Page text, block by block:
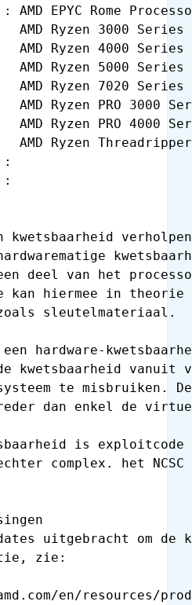
EPYC Rome
AMD Ryzen 3000 Series
AMD Ryzen 4000
AMD Ryzen 5000
AMD Ryzen 7020
AMD Ryzen PRO 3000
AMD Ryzen PRO 4000
AMD Ryzen
:
:
kwetsbaarheid
deel van het
kan hiermee in
sleutelmateriaal.
hardware-
kwetsbaarheid vanuit
te misbruiken.
dan enkel de
is
complex. het
uitgebracht om de
zie:
en/resources/